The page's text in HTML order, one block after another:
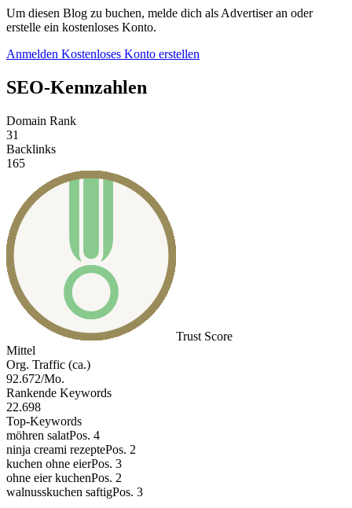
Um diesen Blog zu buchen, melde dich als Advertiser an oder
erstelle ein kostenloses Konto.
Anmelden Kostenloses Konto erstellen
SEO-Kennzahlen
Domain Rank
31
Backlinks
165
Trust Score
Mittel
Org. Traffic (ca.)
92.672/Mo.
Rankende Keywords
22.698
Top-Keywords
möhren salatPos. 4
ninja creami rezeptePos. 2
kuchen ohne eierPos. 3
ohne eier kuchenPos. 2
walnusskuchen saftigPos. 3